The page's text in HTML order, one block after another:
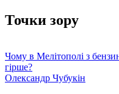
Точки зору
Чому в Мелітополі з
гірше?
Олександр Чубукін